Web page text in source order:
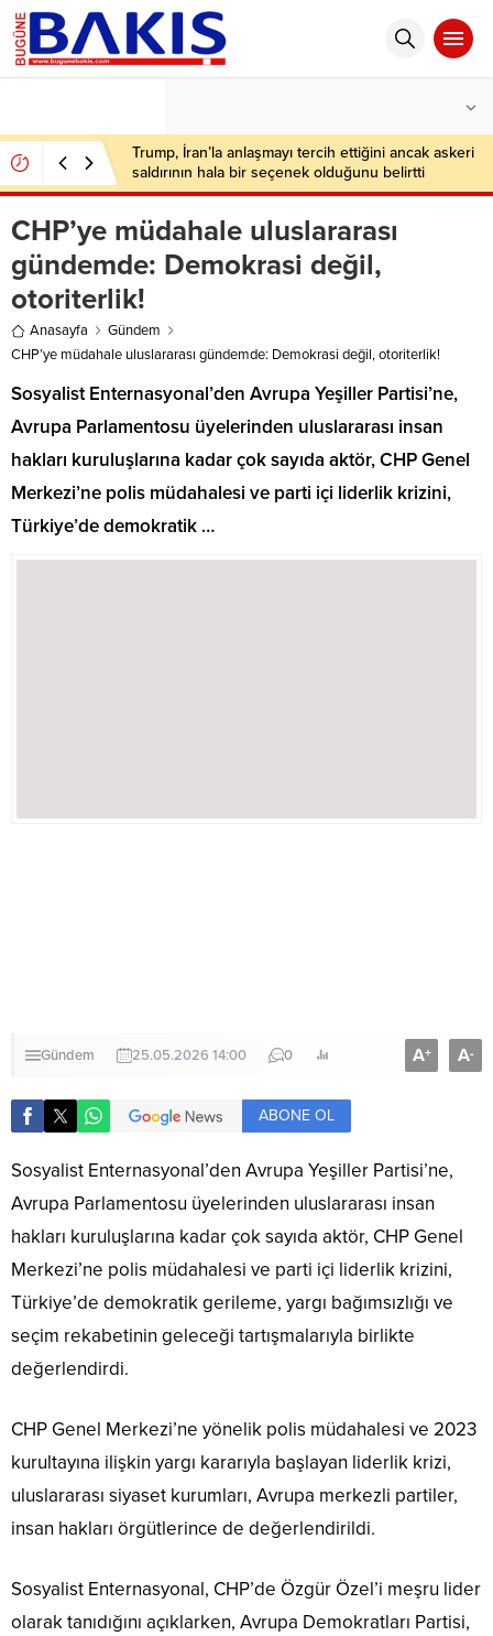
Trump, İran’la anlaşmayı tercih ettiğini ancak askeri
saldırının hala bir seçenek olduğunu belirtti
CHP’ye müdahale uluslararası
gündemde: Demokrasi değil,
otoriterlik!
Anasayfa
Gündem
CHP’ye müdahale uluslararası gündemde: Demokrasi değil, otoriterlik!
Sosyalist Enternasyonal’den Avrupa Yeşiller Partisi’ne,
Avrupa Parlamentosu üyelerinden uluslararası insan
hakları kuruluşlarına kadar çok sayıda aktör, CHP Genel
Merkezi’ne polis müdahalesi ve parti içi liderlik krizini,
Türkiye’de demokratik …
Gündem 25.05.2026 14:00 0 A+ A-
ABONE OL
Sosyalist Enternasyonal’den Avrupa Yeşiller Partisi’ne,
Avrupa Parlamentosu üyelerinden uluslararası insan
hakları kuruluşlarına kadar çok sayıda aktör, CHP Genel
Merkezi’ne polis müdahalesi ve parti içi liderlik krizini,
Türkiye’de demokratik gerileme, yargı bağımsızlığı ve
seçim rekabetinin geleceği tartışmalarıyla birlikte
değerlendirdi.
CHP Genel Merkezi’ne yönelik polis müdahalesi ve 2023
kurultayına ilişkin yargı kararıyla başlayan liderlik krizi,
uluslararası siyaset kurumları, Avrupa merkezli partiler,
insan hakları örgütlerince de değerlendirildi.
Sosyalist Enternasyonal, CHP’de Özgür Özel’i meşru lider
olarak tanıdığını açıklarken, Avrupa Demokratları Partisi,